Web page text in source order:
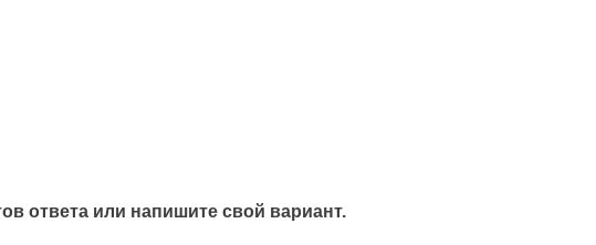
ответа или напишите свой вариант.